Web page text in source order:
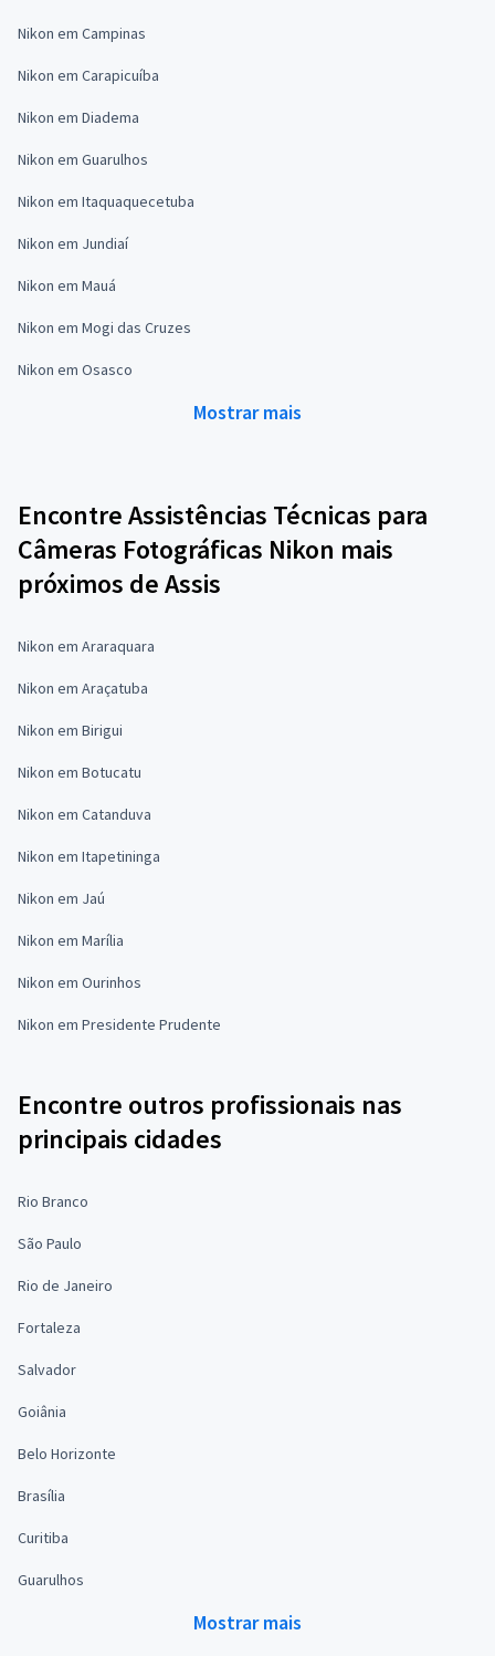
Nikon em Campinas
Nikon em Carapicuíba
Nikon em Diadema
Nikon em Guarulhos
Nikon em Itaquaquecetuba
Nikon em Jundiaí
Nikon em Mauá
Nikon em Mogi das Cruzes
Nikon em Osasco
Mostrar mais
Encontre Assistências Técnicas para
Câmeras Fotográficas Nikon mais
próximos de Assis
Nikon em Araraquara
Nikon em Araçatuba
Nikon em Birigui
Nikon em Botucatu
Nikon em Catanduva
Nikon em Itapetininga
Nikon em Jaú
Nikon em Marília
Nikon em Ourinhos
Nikon em Presidente Prudente
Encontre outros profissionais nas
principais cidades
Rio Branco
São Paulo
Rio de Janeiro
Fortaleza
Salvador
Goiânia
Belo Horizonte
Brasília
Curitiba
Guarulhos
Mostrar mais